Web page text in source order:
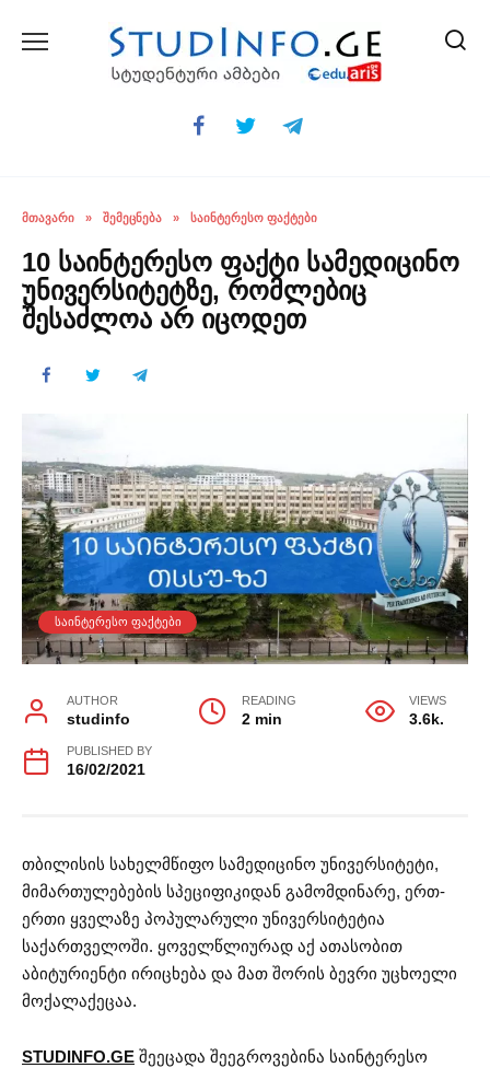
ᲛᲗᲐᲕᲐᲠᲘ » ᲨᲔᲛᲔᲪᲜᲔᲑᲐ » ᲡᲐᲘᲜᲢᲔᲠᲔᲡᲝ ᲤᲐᲥᲢᲔᲑᲘ
10 საინტერესო ფაქტი სამედიცინო
უნივერსიტეტზე, რომლებიც
შესაძლოა არ იცოდეთ
ᲡᲐᲘᲜᲢᲔᲠᲔᲡᲝ ᲤᲐᲥᲢᲔᲑᲘ
AUTHOR
studinfo
READING
2 min
VIEWS
3.6k.
PUBLISHED BY
16/02/2021
თბილისის სახელმწიფო სამედიცინო უნივერსიტეტი,
მიმართულებების სპეციფიკიდან გამომდინარე, ერთ-
ერთი ყველაზე პოპულარული უნივერსიტეტია
საქართველოში. ყოველწლიურად აქ ათასობით
აბიტურიენტი ირიცხება და მათ შორის ბევრი უცხოელი
მოქალაქეცაა.
STUDINFO.GE შეეცადა შეეგროვებინა საინტერესო